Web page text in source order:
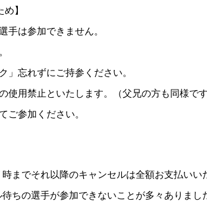
】
手は参加できません。
」忘れずにご持参ください。
使用禁止といたします。（父兄の方も同様です
ご参加ください。
までそれ以降のキャンセルは全額お支払いい
ちの選手が参加できないことが多々ありまし